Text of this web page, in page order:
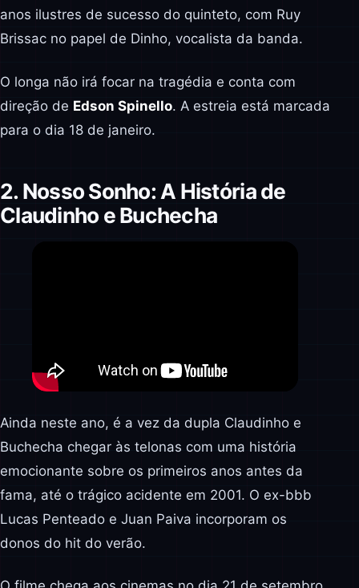
anos ilustres de sucesso do quinteto, com Ruy
Brissac no papel de Dinho, vocalista da banda.
O longa não irá focar na tragédia e conta com
direção de Edson Spinello. A estreia está marcada
para o dia 18 de janeiro.
2. Nosso Sonho: A História de
Claudinho e Buchecha
Ainda neste ano, é a vez da dupla Claudinho e
Buchecha chegar às telonas com uma história
emocionante sobre os primeiros anos antes da
fama, até o trágico acidente em 2001. O ex-bbb
Lucas Penteado e Juan Paiva incorporam os
donos do hit do verão.